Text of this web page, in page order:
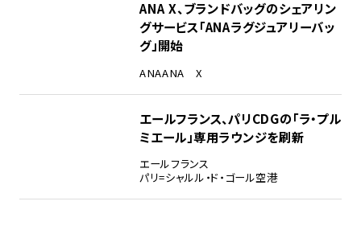
ANA X、ブランドバッグのシェアリン
グサービス「ANAラグジュアリーバッ
グ」開始
ANAANA X
エールフランス、パリCDGの「ラ・プル
ミエール」専用ラウンジを刷新
エールフランス
パリ=シャルル・ド・ゴール空港